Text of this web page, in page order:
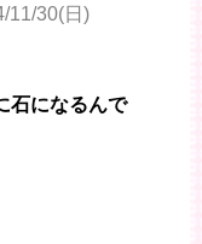
11/30(日)
石になるんで